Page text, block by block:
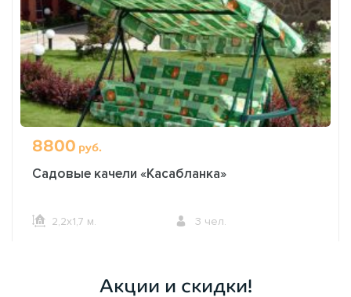
8800 руб.
Садовые качели «Касабланка»
2,2х1,7 м. 3 чел.
Акции и скидки!